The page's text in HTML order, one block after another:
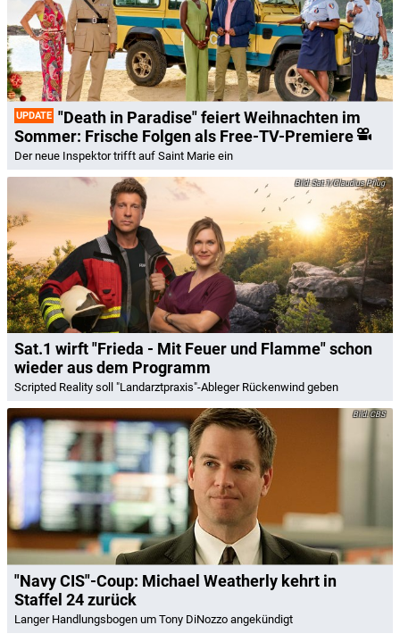
UPDATE "Death in Paradise" feiert Weihnachten im
Sommer: Frische Folgen als Free-TV-Premiere
Der neue Inspektor trifft auf Saint Marie ein
Sat.1/Claudius Pflug
Sat.1 wirft "Frieda - Mit Feuer und Flamme" schon
wieder aus dem Programm
Scripted Reality soll "Landarztpraxis"-Ableger Rückenwind geben
CBS
"Navy CIS"-Coup: Michael Weatherly kehrt in
Staffel 24 zurück
Langer Handlungsbogen um Tony DiNozzo angekündigt